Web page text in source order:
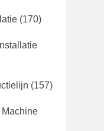
(170)
(157)